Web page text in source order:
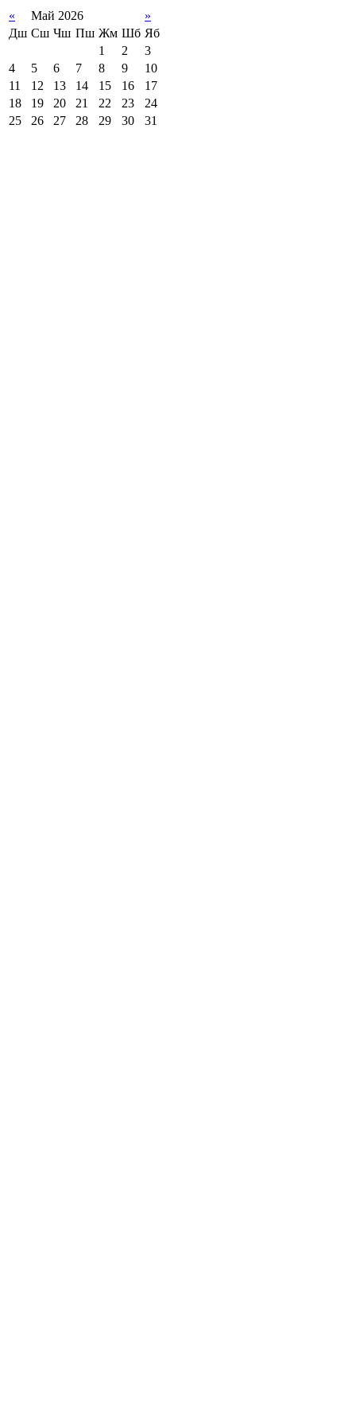
« Май 2026
»
Дш Сш Чш Пш Жм Шб Яб
1
2
3
4
5 6 7 8 9
10
11
12 13 14 15 16
17
18
19 20 21 22 23
24
25
26 27 28 29 30 31